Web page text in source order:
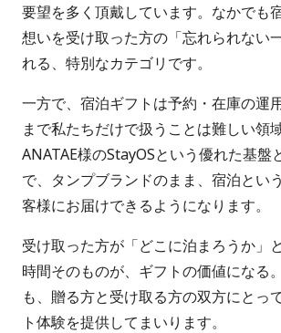
要望を多く頂戴しています。なかでも
想いを受け取った方の「忘れられない
れる、特別なカテゴリです。
一方で、宿泊ギフトは予約・在庫の運
まで私たちだけで扱うことは難しい領
ANATAE様のStayOSという優れた基盤
で、タンプブランドのまま、宿泊とい
客様にお届けできるようになります。
受け取った方が「どこに泊まろうか」
時間そのものが、ギフトの価値になる
も、贈る方と受け取る方の双方にとっ
ト体験を提供してまいります。